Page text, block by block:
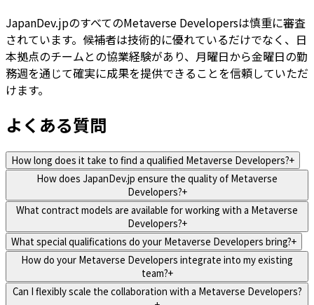
JapanDev.jpのすべてのMetaverse Developersは慎重に審査
されています。候補者は技術的に優れているだけでなく、日
本拠点のチームとの協業経験があり、月曜日から金曜日の勤
務週を通じて確実に成果を提供できることを信頼していただ
けます。
よくある質問
How long does it take to find a qualified Metaverse Developers?+
How does JapanDev.jp ensure the quality of Metaverse
Developers?+
What contract models are available for working with a Metaverse
Developers?+
What special qualifications do your Metaverse Developers bring?+
How do your Metaverse Developers integrate into my existing
team?+
Can I flexibly scale the collaboration with a Metaverse Developers?